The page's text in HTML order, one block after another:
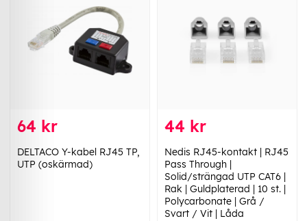
64 kr
DELTACO Y-kabel RJ45 TP,
UTP (oskärmad)
44 kr
Nedis RJ45-kontakt | RJ45
Pass Through |
Solid/strängad UTP CAT6 |
Rak | Guldplaterad | 10 st. |
Polycarbonate | Grå /
Svart / Vit | Låda